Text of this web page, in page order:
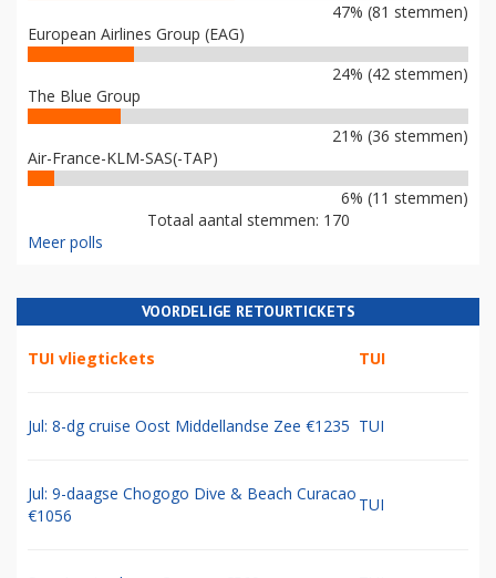
47% (81 stemmen)
European Airlines Group (EAG)
24% (42 stemmen)
The Blue Group
21% (36 stemmen)
Air-France-KLM-SAS(-TAP)
6% (11 stemmen)
Totaal aantal stemmen: 170
Meer polls
VOORDELIGE RETOURTICKETS
TUI vliegtickets TUI
Jul: 8-dg cruise Oost Middellandse Zee €1235 TUI
Jul: 9-daagse Chogogo Dive & Beach Curacao
€1056
TUI